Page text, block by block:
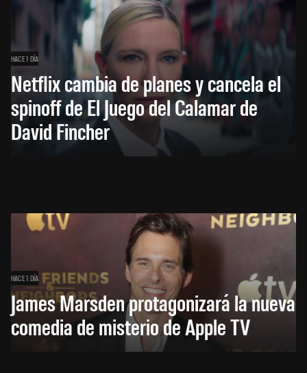
HACE 1 DÍA
Netflix cambia de planes y cancela el
spinoff de El Juego del Calamar de
David Fincher
HACE 1 DÍA
James Marsden protagonizará la nueva
comedia de misterio de Apple TV